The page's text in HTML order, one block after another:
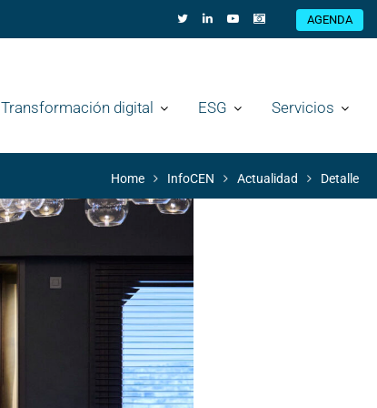
AGENDA
Transformación digital ESG Servicios
Home InfoCEN Actualidad Detalle